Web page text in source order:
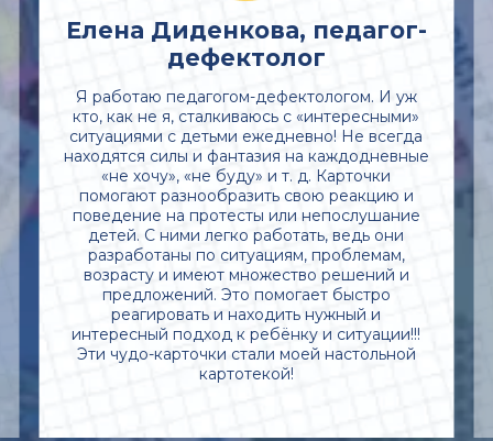
Елена Диденкова, педагог-
дефектолог
Я работаю педагогом-дефектологом. И уж
кто, как не я, сталкиваюсь с «интересными»
ситуациями с детьми ежедневно! Не всегда
находятся силы и фантазия на каждодневные
«не хочу», «не буду» и т. д. Карточки
помогают разнообразить свою реакцию и
поведение на протесты или непослушание
детей. С ними легко работать, ведь они
разработаны по ситуациям, проблемам,
возрасту и имеют множество решений и
предложений. Это помогает быстро
реагировать и находить нужный и
интересный подход к ребёнку и ситуации!!!
Эти чудо-карточки стали моей настольной
картотекой!